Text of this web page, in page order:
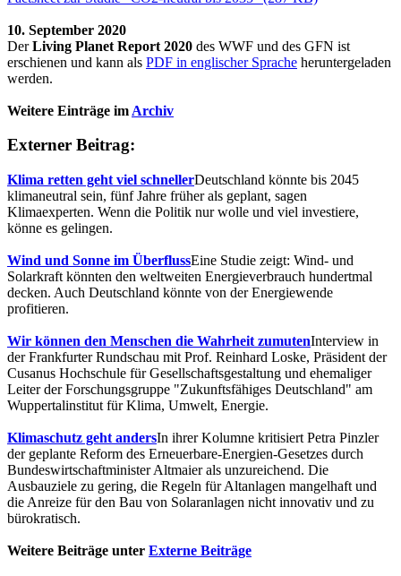
10. September 2020
DerLiving Planet Report 2020 des WWF und des GFN ist
erschienen und kann als PDF in englischer Sprache heruntergeladen
werden.
Weitere Einträge im Archiv
Externer Beitrag:
Klima retten geht viel schnellerDeutschland könnte bis 2045
klimaneutral sein, fünf Jahre früher als geplant, sagen
Klimaexperten. Wenn die Politik nur wolle und viel investiere,
könne es gelingen.
Wind und Sonne im ÜberflussEine Studie zeigt: Wind- und
Solarkraft könnten den weltweiten Energieverbrauch hundertmal
decken. Auch Deutschland könnte von der Energiewende
profitieren.
Wir können den Menschen die Wahrheit zumutenInterview in
der Frankfurter Rundschau mit Prof. Reinhard Loske, Präsident der
Cusanus Hochschule für Gesellschaftsgestaltung und ehemaliger
Leiter der Forschungsgruppe "Zukunftsfähiges Deutschland" am
Wuppertalinstitut für Klima, Umwelt, Energie.
Klimaschutz geht andersIn ihrer Kolumne kritisiert Petra Pinzler
der geplante Reform des Erneuerbare-Energien-Gesetzes durch
Bundeswirtschaftminister Altmaier als unzureichend. Die
Ausbauziele zu gering, die Regeln für Altanlagen mangelhaft und
die Anreize für den Bau von Solaranlagen nicht innovativ und zu
bürokratisch.
Weitere Beiträge unter Externe Beiträge